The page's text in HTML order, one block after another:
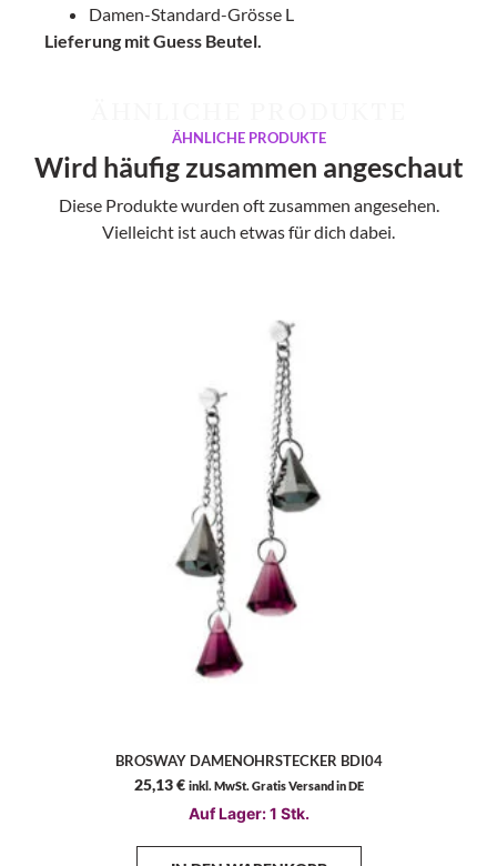
Damen-Standard-Grösse L
Lieferung mit Guess Beutel.
ÄHNLICHE PRODUKTE
Wird häufig zusammen angeschaut
Diese Produkte wurden oft zusammen angesehen.
Vielleicht ist auch etwas für dich dabei.
BROSWAY DAMENOHRSTECKER BDI04
25,13€ inkl. MwSt. Gratis Versand in DE
Auf Lager: 1 Stk.